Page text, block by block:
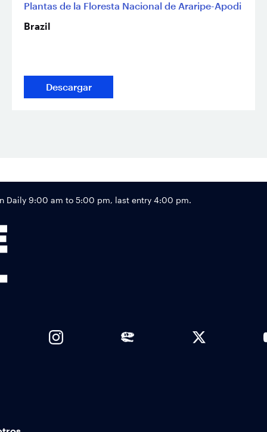
Plantas de la Floresta Nacional de Araripe-Apodi
Brazil
Descargar
Footer
Daily 9:00 am to 5:00 pm, last entry 4:00 pm.